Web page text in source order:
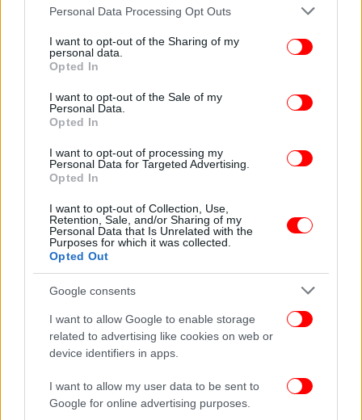
Please note that this website/app uses one or more Google
not limited to your visit or usage behaviour. You may click to
grant or deny consent to Google and its third-party tags to
use your data for below specified purposes in below Google
consent section.
Personal Data Processing Opt Outs
I want to opt-out of the Sharing of my
personal data.
Opted In
I want to opt-out of the Sale of my
Personal Data.
Opted In
I want to opt-out of processing my
Personal Data for Targeted Advertising.
Opted In
I want to opt-out of Collection, Use,
Retention, Sale, and/or Sharing of my
Personal Data that Is Unrelated with the
Purposes for which it was collected.
Opted Out
Google consents
I want to allow Google to enable storage
related to advertising like cookies on web or
device identifiers in apps.
I want to allow my user data to be sent to
Google for online advertising purposes.
Ιδιαίτερο ενδιαφέρον παρουσιάζει η πρόταση
επανεξέτασης της αμερικανικής στάσης σε
γεωπολιτικά ζητήματα που αφορούν Ευρωπαίους
συμμάχους. Μεταξύ αυτών συγκαταλέγεται η
πιθανή αναθεώρηση της υποστήριξης προς τη
Βρετανία αναφορικά με τα Φώκλαντ.
ΚΟΣΜΟΣ 23/04/2026 03:46
του NATO τον Ιούλιο
ΚΟΣΜΟΣ 01/04/2026 06:03
Ρούμπιο: «Οι ΗΠΑ θα επανεξετάσουν τη σχέση τους με το
NATO»
Τα νησιά, που διεκδικεί η Αργεντινή, αποτελούν
διαχρονική εστία έντασης. Η σύγκρουση του 1982
παραμένει σημείο αναφοράς, και οποιαδήποτε
αλλαγή στάσης των ΗΠΑ θα μπορούσε να έχει